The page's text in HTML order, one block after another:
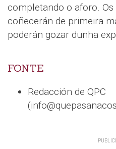
completando o aforo.
coñecerán de primeira
poderán gozar dunha
FONTE
Redacción de QPC